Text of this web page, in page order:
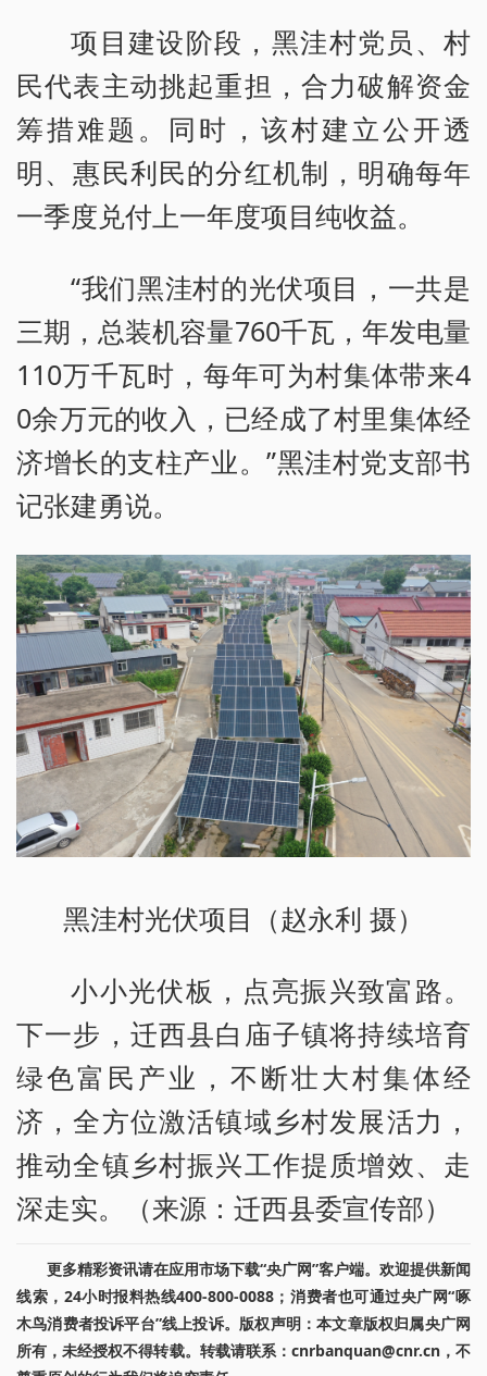
项目建设阶段，黑洼村党员、村
民代表主动挑起重担，合力破解资金
筹措难题。同时，该村建立公开透
明、惠民利民的分红机制，明确每年
一季度兑付上一年度项目纯收益。
“我们黑洼村的光伏项目，一共是
三期，总装机容量760千瓦，年发电量
110万千瓦时，每年可为村集体带来4
0余万元的收入，已经成了村里集体经
济增长的支柱产业。”黑洼村党支部书
记张建勇说。
黑洼村光伏项目（赵永利 摄）
小小光伏板，点亮振兴致富路。
下一步，迁西县白庙子镇将持续培育
绿色富民产业，不断壮大村集体经
济，全方位激活镇域乡村发展活力，
推动全镇乡村振兴工作提质增效、走
深走实。（来源：迁西县委宣传部）
更多精彩资讯请在应用市场下载“央广网”客户端。欢迎提供新闻
线索，24小时报料热线400-800-0088；消费者也可通过央广网“啄
木鸟消费者投诉平台”线上投诉。版权声明：本文章版权归属央广网
所有，未经授权不得转载。转载请联系：cnrbanquan@cnr.cn，不